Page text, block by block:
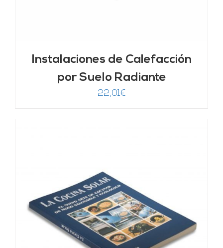
Instalaciones de Calefacción
por Suelo Radiante
22,01€